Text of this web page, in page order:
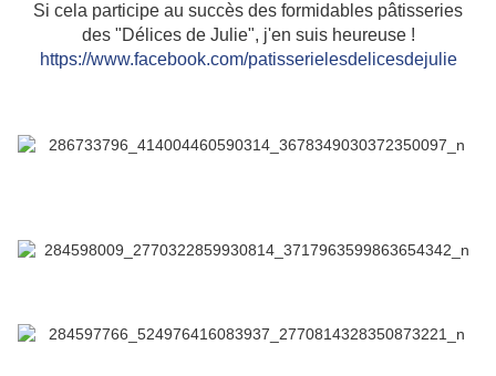
Si cela participe au succès des formidables pâtisseries
des "Délices de Julie", j'en suis heureuse !
https://www.facebook.com/patisserielesdelicesdejulie